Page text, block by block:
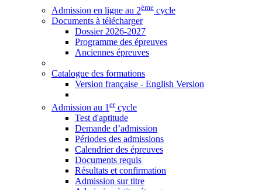
Admission en ligne au 2ème cycle
Documents à télécharger
Dossier 2026-2027
Programme des épreuves
Anciennes épreuves
Catalogue des formations
Version française - English Version
Admission au 1 ercycle
Test d'aptitude
Demande d’admission
Périodes des admissions
Calendrier des épreuves
Documents requis
Résultats et confirmation
Admission sur titre